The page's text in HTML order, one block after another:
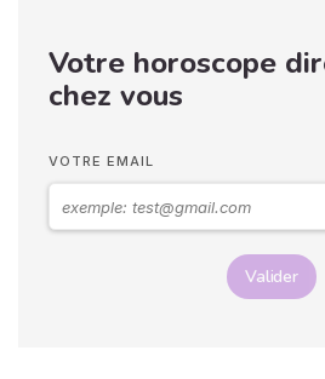
Votre horoscope
chez vous
VOTRE EMAIL
Valider